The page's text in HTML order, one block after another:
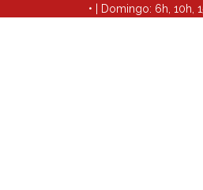
• | Domingo: 6h, 10h,